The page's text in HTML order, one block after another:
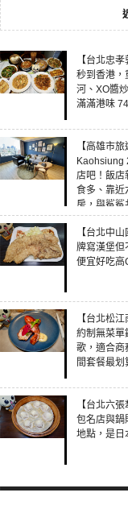
【台北忠
秒到香港，
河、XO醬
滿滿港味
【高雄市
Kaohsiung
店吧！飯店
食多、靠近
房，與鯊
【台北中
牌寫漢堡但
便宜好吃高
【台北松
約制無菜單
歌，適合商
間套餐最划
【台北六
包名店與鍋
地點，是日